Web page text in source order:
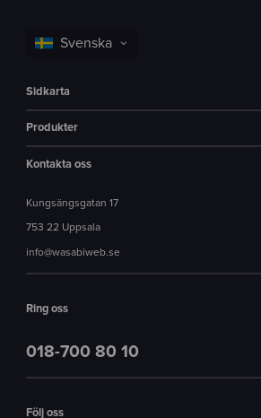
Sidkarta
Produkter
Kontakta oss
Kungsängsgatan 17
753 22 Uppsala
info@wasabiweb.se
Ring oss
018-700 80 10
Följ oss